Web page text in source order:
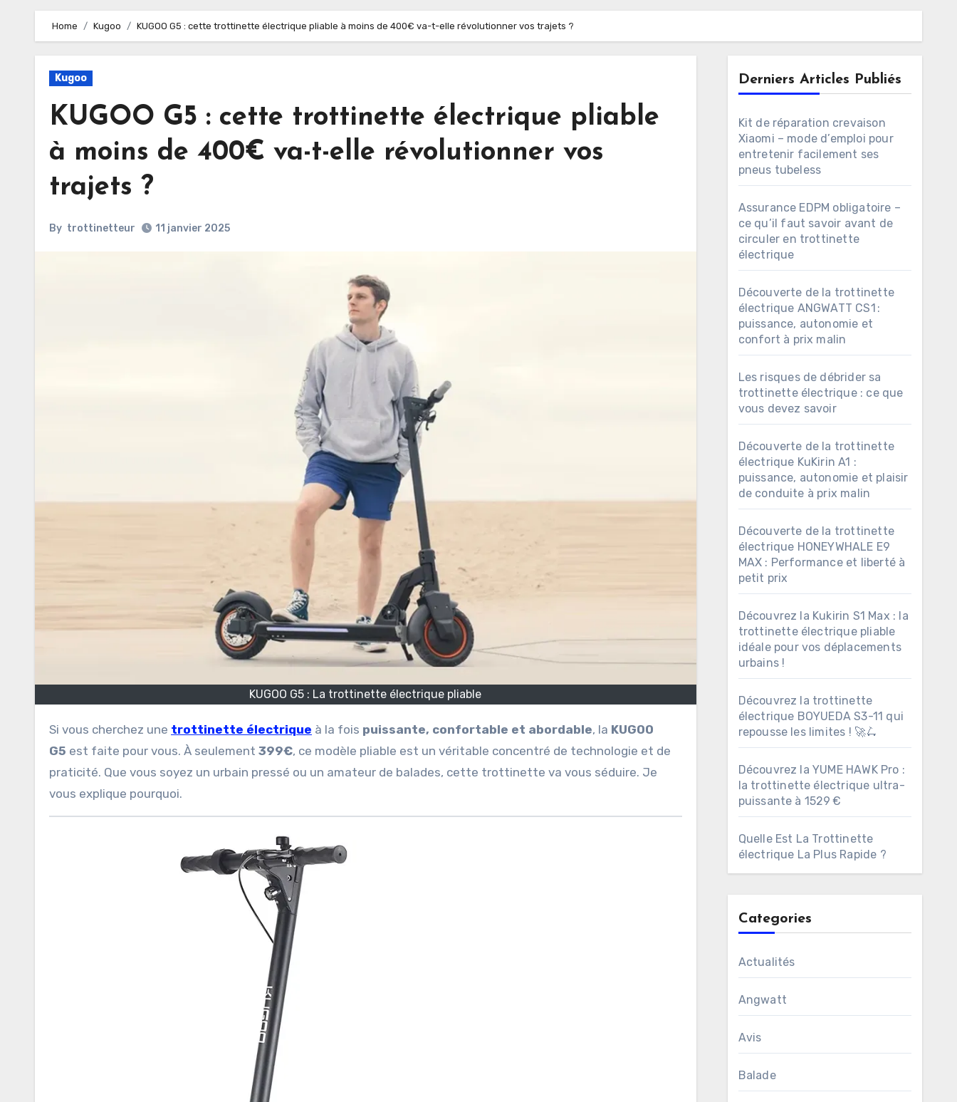
Home Kugoo KUGOO G5 : cette trottinette électrique pliable à moins de 400€ va-t-elle révolutionner vos trajets ?
Kugoo
KUGOO G5 : cette trottinette électrique pliable
à moins de 400€ va-t-elle révolutionner vos
trajets ?
By trottinetteur 11 janvier 2025
KUGOO G5 : La trottinette électrique pliable
Si vous cherchez une trottinette électrique à la fois puissante, confortable et abordable, la KUGOO
G5 est faite pour vous. À seulement 399€, ce modèle pliable est un véritable concentré de technologie et de
praticité. Que vous soyez un urbain pressé ou un amateur de balades, cette trottinette va vous séduire. Je
vous explique pourquoi.
Derniers Articles Publiés
Kit de réparation crevaison
Xiaomi – mode d’emploi pour
entretenir facilement ses
pneus tubeless
Assurance EDPM obligatoire –
ce qu’il faut savoir avant de
circuler en trottinette
électrique
Découverte de la trottinette
électrique ANGWATT CS1 :
puissance, autonomie et
confort à prix malin
Les risques de débrider sa
trottinette électrique : ce que
vous devez savoir
Découverte de la trottinette
électrique KuKirin A1 :
puissance, autonomie et plaisir
de conduite à prix malin
Découverte de la trottinette
électrique HONEYWHALE E9
MAX : Performance et liberté à
petit prix
Découvrez la Kukirin S1 Max : la
trottinette électrique pliable
idéale pour vos déplacements
urbains !
Découvrez la trottinette
électrique BOYUEDA S3-11 qui
repousse les limites ! 🚀🛴
Découvrez la YUME HAWK Pro :
la trottinette électrique ultra-
puissante à 1529 €
Quelle Est La Trottinette
électrique La Plus Rapide ?
Categories
Actualités
Angwatt
Avis
Balade